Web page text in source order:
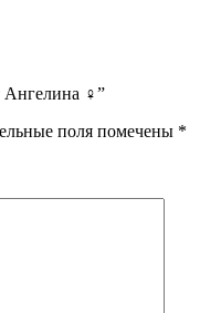
Ангелина ♀”
поля помечены *